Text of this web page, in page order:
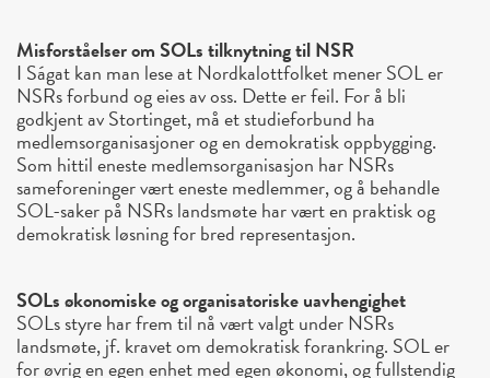
Misforståelser om SOLs tilknytning til NSR
I Ságat kan man lese at Nordkalottfolket mener SOL er
NSRs forbund og eies av oss. Dette er feil. For å bli
godkjent av Stortinget, må et studieforbund ha
medlemsorganisasjoner og en demokratisk oppbygging.
Som hittil eneste medlemsorganisasjon har NSRs
sameforeninger vært eneste medlemmer, og å behandle
SOL-saker på NSRs landsmøte har vært en praktisk og
demokratisk løsning for bred representasjon.
SOLs økonomiske og organisatoriske uavhengighet
SOLs styre har frem til nå vært valgt under NSRs
landsmøte, jf. kravet om demokratisk forankring. SOL er
for øvrig en egen enhet med egen økonomi, og fullstendig